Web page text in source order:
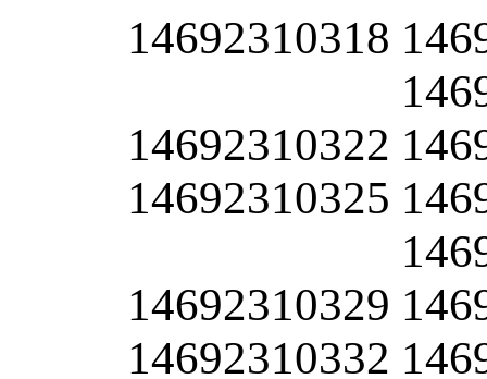
14692310318
14692310322
14692310325
14692310329
14692310332